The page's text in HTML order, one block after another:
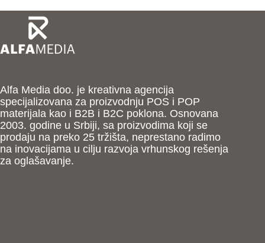
Alfa Media doo. je kreativna agencija
specijalizovana za proizvodnju POS i POP
materijala kao i B2B i B2C poklona. Osnovana
2003. godine u Srbiji, sa proizvodima koji se
prodaju na preko 25 tržišta, neprestano radimo
na inovacijama u cilju razvoja vrhunskog rešenja
za oglašavanje.